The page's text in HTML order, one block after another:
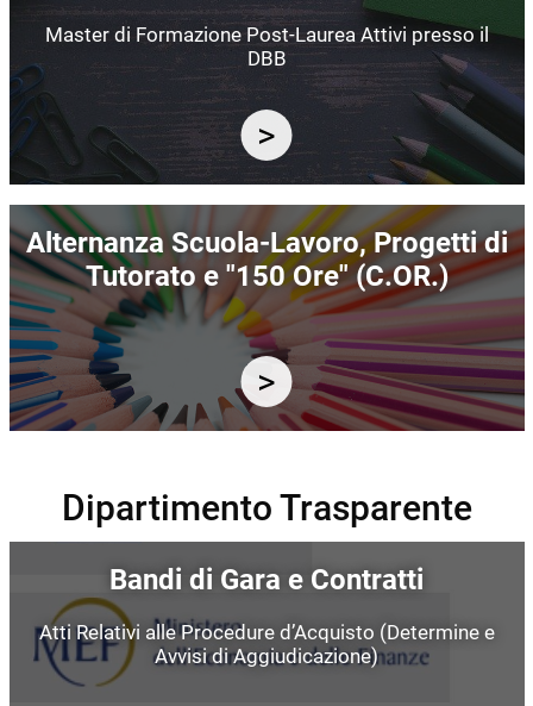
Master di Formazione Post-Laurea Attivi presso il
DBB
Immagine
Alternanza Scuola-Lavoro, Progetti di
Tutorato e "150 Ore" (C.OR.)
Dipartimento Trasparente
Bandi di Gara e Contratti
Atti Relativi alle Procedure d’Acquisto (Determine e
Avvisi di Aggiudicazione)